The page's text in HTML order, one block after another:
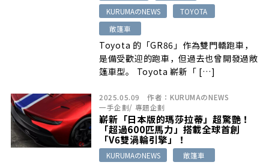
KURUMAのNEWS
TOYOTA
敞篷車
Toyota 的「GR86」作為雙門轎跑車，
是備受歡迎的跑車，但過去也曾開發過敞
篷車型。 Toyota 嶄新「 […]
2025.05.09 作者： KURUMAのNEWS
一手企劃/ 專題企劃
嶄新「日本版的瑪莎拉蒂」超驚艷！
「超過600匹馬力」搭載全球首創
「V6雙渦輪引擎」！
KURUMAのNEWS 敞篷車